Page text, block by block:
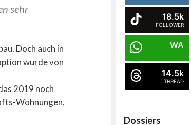
sehr
Doch auch in
wurde von
2019 noch
Wohnungen,
18.5k
FOLLOWER
WA
14.5k
THREAD
Dossiers